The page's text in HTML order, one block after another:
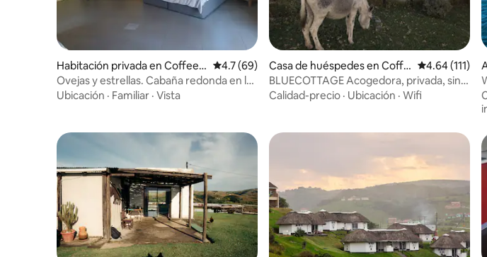
Habitación privada en Coffee B
ay
Calificación promedio: 4.7 de 5, 69 reseñas
4.7 (69)
Ovejas y estrellas. Cabaña redonda en la
rural Coffee Bay
Ubicación · Familiar · Vista
Casa de huéspedes en Coffe
e Bay
Calificación
4.64 (111)
BLUECOTTAGE Acogedora, privada, sin
servicio de comidas@CORAM DEO
Calidad-precio · Ubicación · Wifi